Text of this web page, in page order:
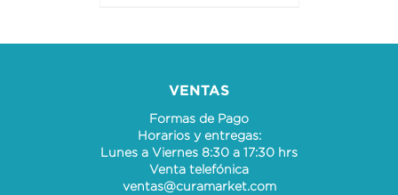
VENTAS
Formas de Pago
Horarios y entregas:
Lunes a Viernes 8:30 a 17:30 hrs
Venta telefónica
ventas@curamarket.com